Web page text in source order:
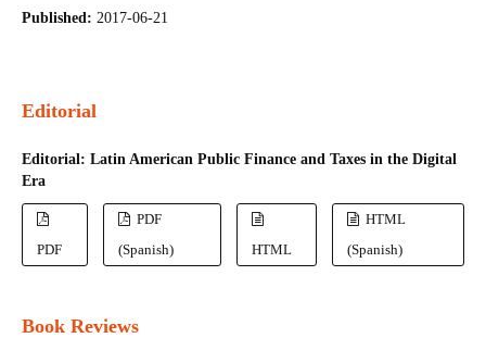
Published: 2017-06-21
Editorial
Editorial: Latin American Public Finance and Taxes in the Digital
Era
PDF
PDF
(Spanish)
HTML
HTML
(Spanish)
Book Reviews